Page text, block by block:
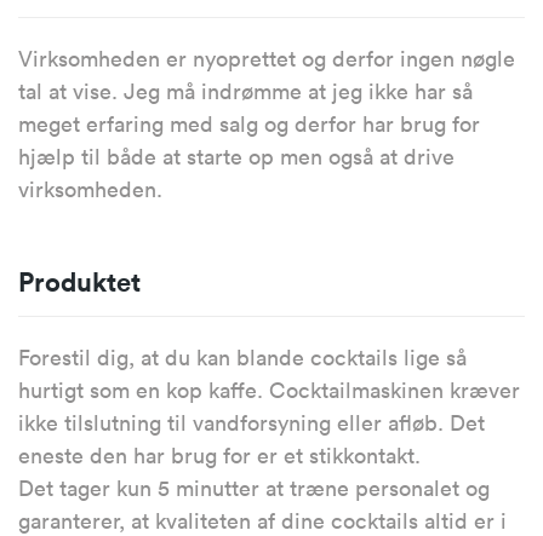
Virksomheden er nyoprettet og derfor ingen nøgle
tal at vise. Jeg må indrømme at jeg ikke har så
meget erfaring med salg og derfor har brug for
hjælp til både at starte op men også at drive
virksomheden.
Produktet
Forestil dig, at du kan blande cocktails lige så
hurtigt som en kop kaffe. Cocktailmaskinen kræver
ikke tilslutning til vandforsyning eller afløb. Det
eneste den har brug for er et stikkontakt.
Det tager kun 5 minutter at træne personalet og
garanterer, at kvaliteten af dine cocktails altid er i